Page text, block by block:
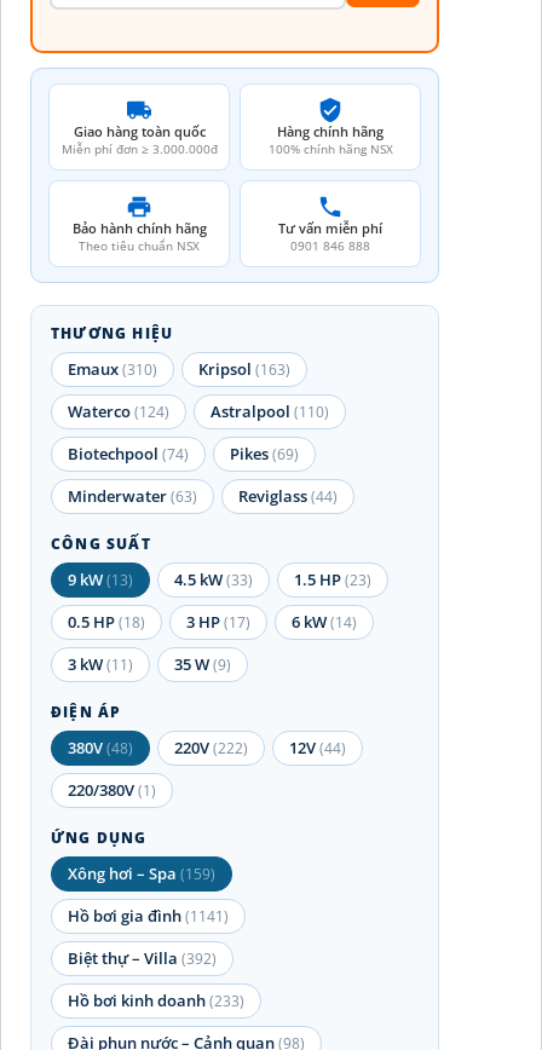
Giao hàng toàn quốc
Miễn phí đơn ≥ 3.000.000đ
Hàng chính hãng
100% chính hãng NSX
Bảo hành chính hãng
Theo tiêu chuẩn NSX
Tư vấn miễn phí
0901 846 888
THƯƠNG HIỆU
Emaux(310) Kripsol (163)
Waterco(124) Astralpool (110)
Biotechpool (74) Pikes(69)
Minderwater(63) Reviglass(44)
CÔNG SUẤT
9 kW(13) 4.5 kW(33) 1.5 HP(23)
0.5 HP(18) 3 HP(17) 6 kW(14)
3 kW(11) 35 W(9)
ĐIỆN ÁP
380V(48) 220V(222) 12V(44)
220/380V(1)
ỨNG DỤNG
Xông hơi – Spa (159)
Hồ bơi gia đình(1141)
Biệt thự – Villa (392)
Hồ bơi kinh doanh(233)
Đài phun nước – Cảnh quan(98)